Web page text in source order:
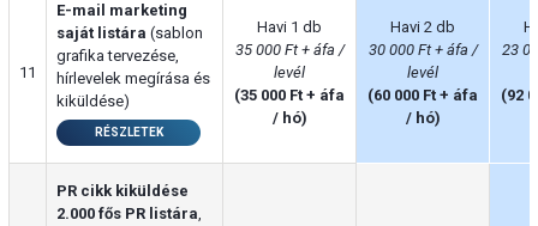
11
E-mail marketing
saját listára (sablon
grafika tervezése,
hírlevelek megírása és
kiküldése)
RÉSZLETEK
Havi 1 db
35 000 Ft + áfa /
levél
(35 000 Ft + áfa
/ hó)
Havi 2 db
30 000 Ft + áfa /
levél
(60 000 Ft + áfa
/ hó)
23
(92
PR cikk kiküldése
2.000 fős PR listára,